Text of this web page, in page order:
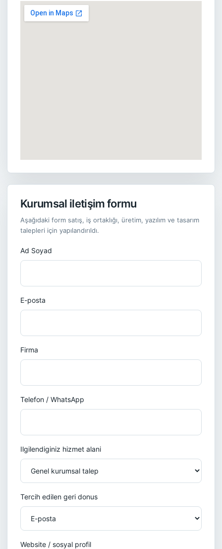
Kurumsal iletişim formu
Aşağıdaki form satış, iş ortaklığı, üretim, yazılım ve tasarım
talepleri için yapılandırıldı.
Ad Soyad
E-posta
Firma
Telefon / WhatsApp
Ilgilendiginiz hizmet alani
Tercih edilen geri donus
Website / sosyal profil